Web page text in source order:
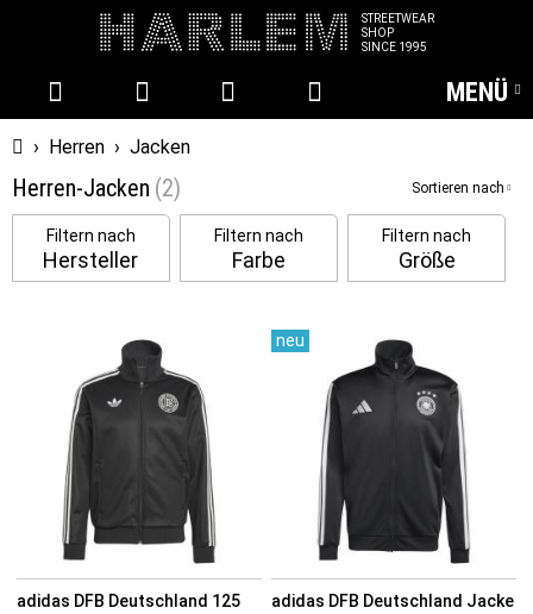
STREETWEAR
SHOP
SINCE 1995
MENÜ
Startseite
› Herren › Jacken
Herren-Jacken (2) Sortieren nach
Filtern nach
Hersteller
Filtern nach
Farbe
Filtern nach
Größe
adidas DFB Deutschland 125
adidas DFB Deutschland Jacke